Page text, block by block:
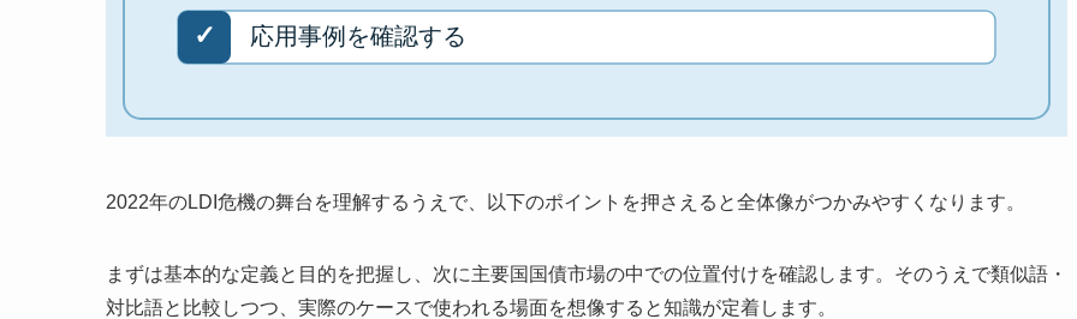
2022年のLDI危機の舞台を理解するうえで、以下のポイントを押さえると全体像がつかみやすくなります。
まずは基本的な定義と目的を把握し、次に主要国国債市場の中での位置付けを確認します。そのうえで類似語・
対比語と比較しつつ、実際のケースで使われる場面を想像すると知識が定着します。